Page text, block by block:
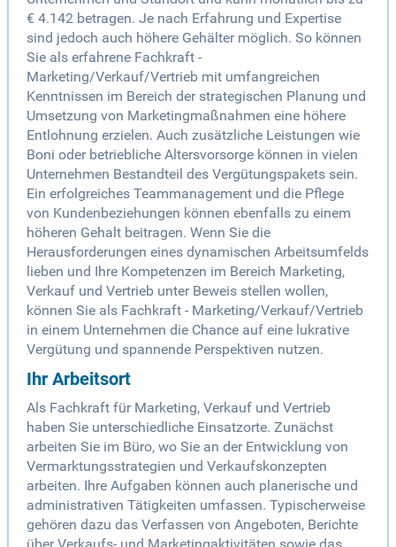
€ 4.142 betragen. Je nach Erfahrung und Expertise
sind jedoch auch höhere Gehälter möglich. So können
Sie als erfahrene Fachkraft -
Marketing/Verkauf/Vertrieb mit umfangreichen
Kenntnissen im Bereich der strategischen Planung und
Umsetzung von Marketingmaßnahmen eine höhere
Entlohnung erzielen. Auch zusätzliche Leistungen wie
Boni oder betriebliche Altersvorsorge können in vielen
Unternehmen Bestandteil des Vergütungspakets sein.
Ein erfolgreiches Teammanagement und die Pflege
von Kundenbeziehungen können ebenfalls zu einem
höheren Gehalt beitragen. Wenn Sie die
Herausforderungen eines dynamischen Arbeitsumfelds
lieben und Ihre Kompetenzen im Bereich Marketing,
Verkauf und Vertrieb unter Beweis stellen wollen,
können Sie als Fachkraft - Marketing/Verkauf/Vertrieb
in einem Unternehmen die Chance auf eine lukrative
Vergütung und spannende Perspektiven nutzen.
Ihr Arbeitsort
Als Fachkraft für Marketing, Verkauf und Vertrieb
haben Sie unterschiedliche Einsatzorte. Zunächst
arbeiten Sie im Büro, wo Sie an der Entwicklung von
Vermarktungsstrategien und Verkaufskonzepten
arbeiten. Ihre Aufgaben können auch planerische und
administrativen Tätigkeiten umfassen. Typischerweise
gehören dazu das Verfassen von Angeboten, Berichte